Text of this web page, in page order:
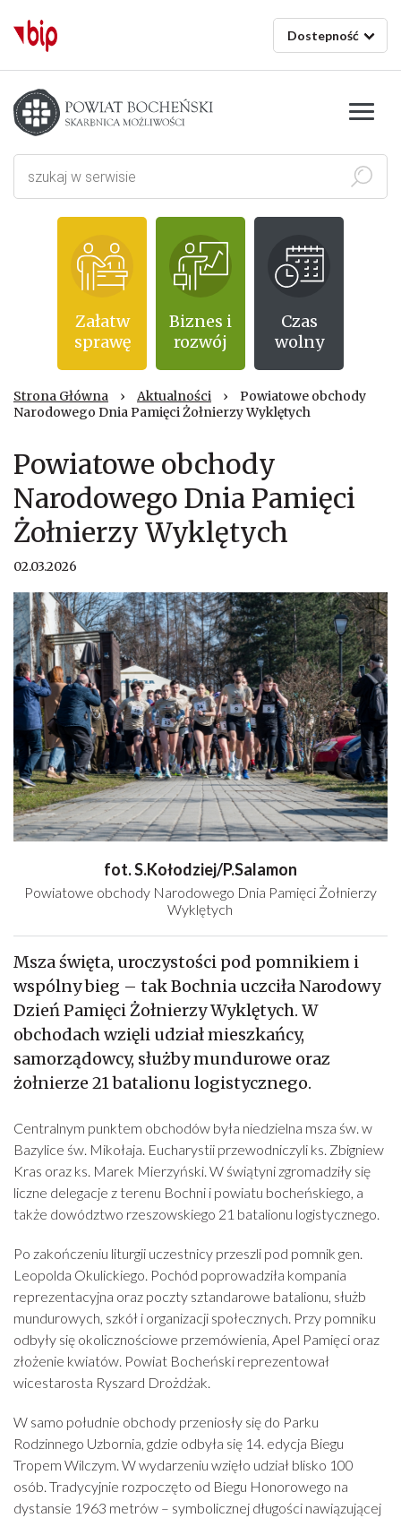
Dostepność
Starostwo powiatowe w Bochni
Szukaj
Załatw
sprawę
Biznes i
rozwój
Czas
wolny
Strona Główna › Aktualności ›
Powiatowe obchody
Narodowego Dnia Pamięci Żołnierzy Wyklętych
Powiatowe obchody
Narodowego Dnia Pamięci
Żołnierzy Wyklętych
02.03.2026
fot. S.Kołodziej/P.Salamon
Powiatowe obchody Narodowego Dnia Pamięci Żołnierzy
Wyklętych
Msza święta, uroczystości pod pomnikiem i
wspólny bieg – tak Bochnia uczciła Narodowy
Dzień Pamięci Żołnierzy Wyklętych. W
obchodach wzięli udział mieszkańcy,
samorządowcy, służby mundurowe oraz
żołnierze 21 batalionu logistycznego.
Centralnym punktem obchodów była niedzielna msza św. w
Bazylice św. Mikołaja. Eucharystii przewodniczyli ks. Zbigniew
Kras oraz ks. Marek Mierzyński. W świątyni zgromadziły się
liczne delegacje z terenu Bochni i powiatu bocheńskiego, a
także dowództwo rzeszowskiego 21 batalionu logistycznego.
Po zakończeniu liturgii uczestnicy przeszli pod pomnik gen.
Leopolda Okulickiego. Pochód poprowadziła kompania
reprezentacyjna oraz poczty sztandarowe batalionu, służb
mundurowych, szkół i organizacji społecznych. Przy pomniku
odbyły się okolicznościowe przemówienia, Apel Pamięci oraz
złożenie kwiatów. Powiat Bocheński reprezentował
wicestarosta Ryszard Drożdżak.
W samo południe obchody przeniosły się do Parku
Rodzinnego Uzbornia, gdzie odbyła się 14. edycja Biegu
Tropem Wilczym. W wydarzeniu wzięło udział blisko 100
osób. Tradycyjnie rozpoczęto od Biegu Honorowego na
dystansie 1963 metrów – symbolicznej długości nawiązującej